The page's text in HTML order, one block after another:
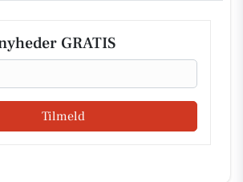
GRATIS
Tilmeld